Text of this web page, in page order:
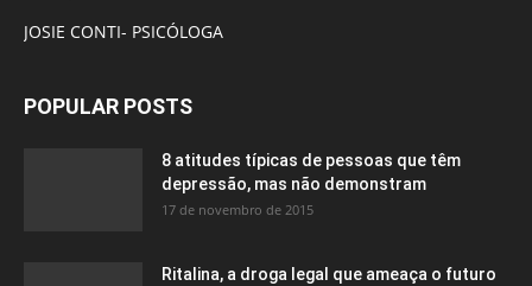
JOSIE CONTI- PSICÓLOGA
POPULAR POSTS
8 atitudes típicas de pessoas que têm
depressão, mas não demonstram
17 de novembro de 2015
Ritalina, a droga legal que ameaça o futuro